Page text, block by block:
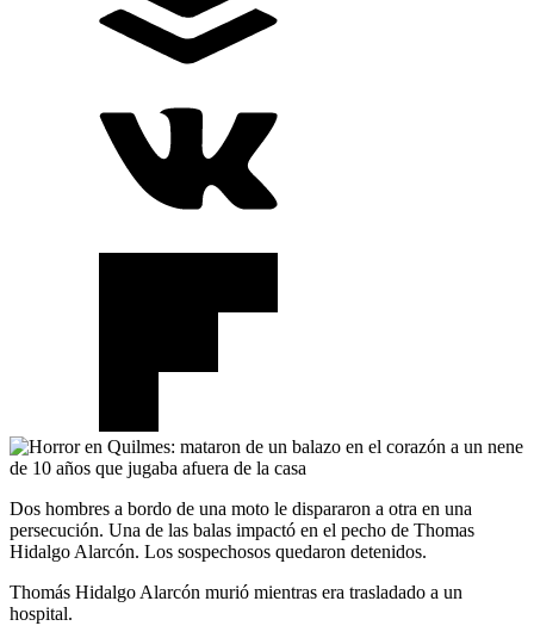
Dos hombres a bordo de una moto le dispararon a otra en una
persecución. Una de las balas impactó en el pecho de Thomas
Hidalgo Alarcón. Los sospechosos quedaron detenidos.
Thomás Hidalgo Alarcón murió mientras era trasladado a un
hospital.